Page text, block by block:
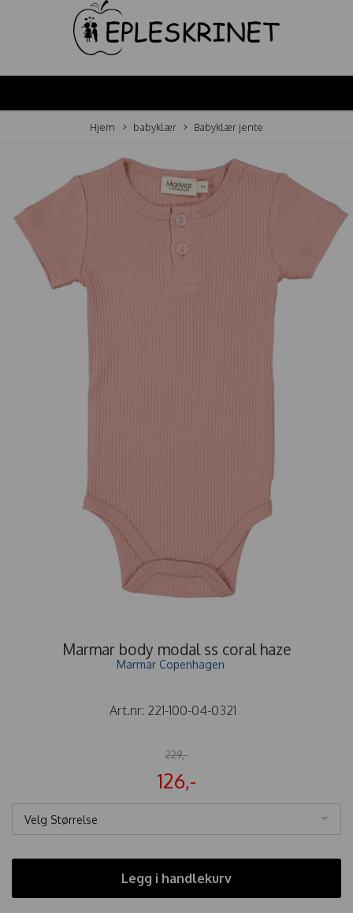
Hjem babyklær Babyklær jente
Marmar body modal ss coral haze
Marmar Copenhagen
Art.nr: 221-100-04-0321
229,-
126,-
Velg Størrelse
Legg i handlekurv